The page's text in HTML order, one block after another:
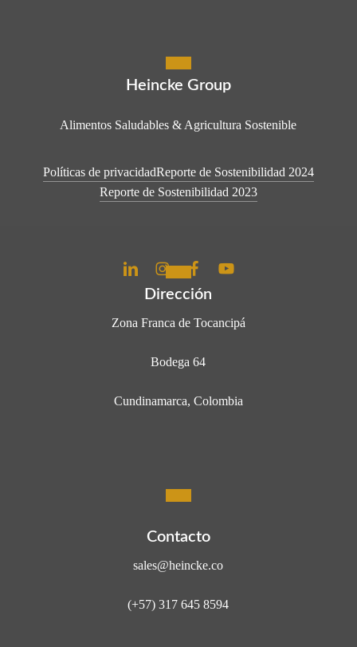
Heincke Group
Alimentos Saludables & Agricultura Sostenible
Políticas de privacidadReporte de Sostenibilidad 2024
Reporte de Sostenibilidad 2023
Dirección
Zona Franca de Tocancipá
Bodega 64
Cundinamarca, Colombia
Contacto
sales@heincke.co
(+57) 317 645 8594